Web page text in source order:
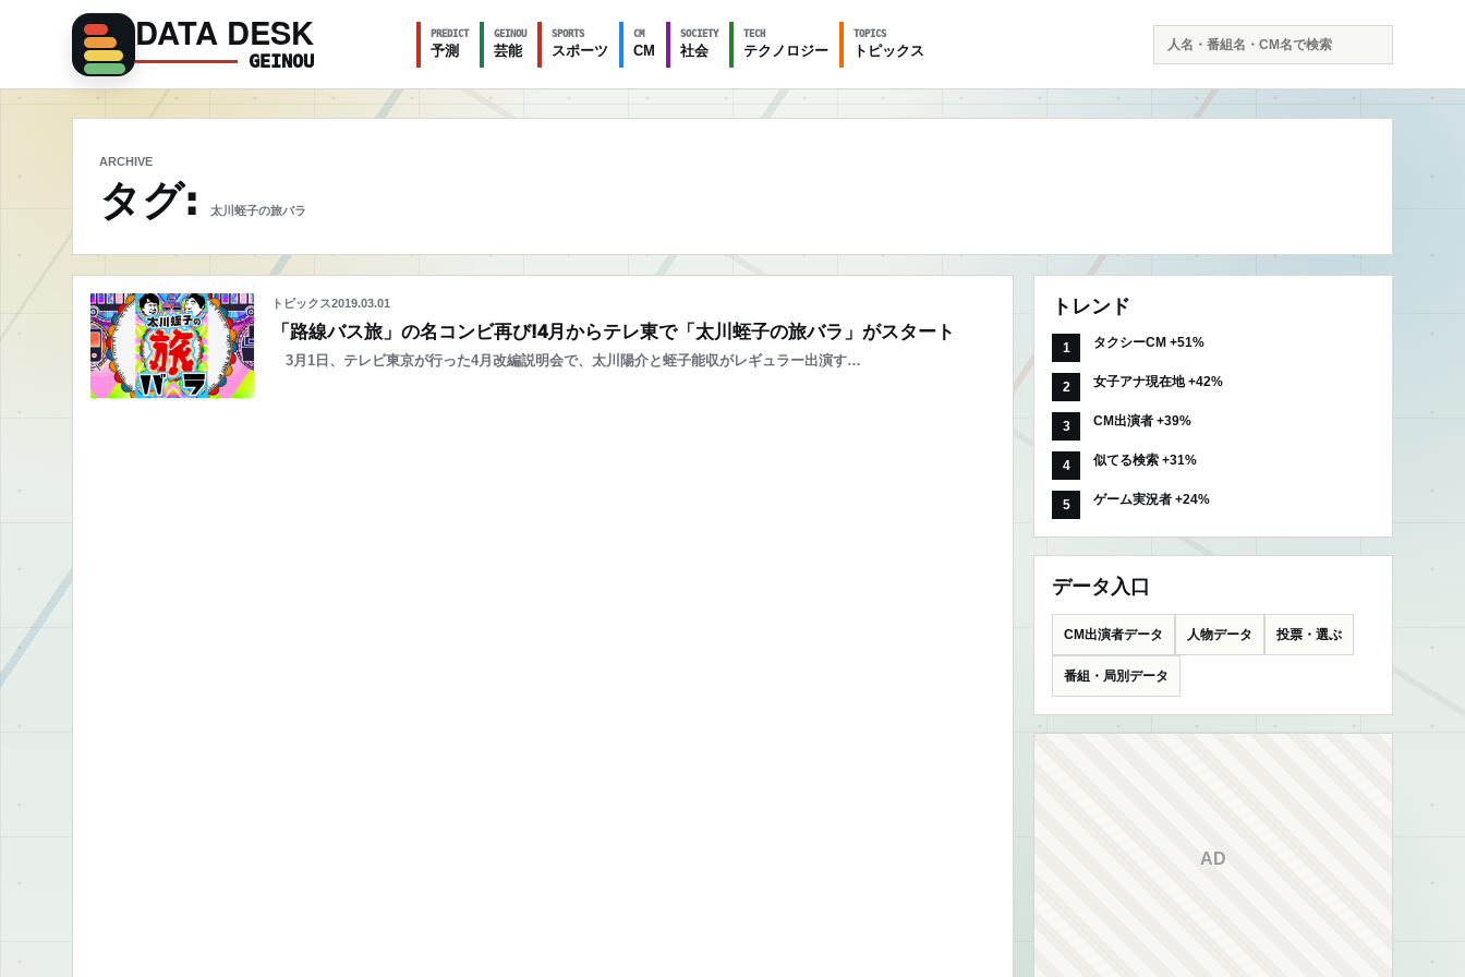
DATA DESK
GEINOU
PREDICT
予測
GEINOU
芸能
SPORTS
スポーツ
CM
CM
SOCIETY
社会
TECH
テクノロジー
TOPICS
トピックス
索
ARCHIVE
タグ: 太川蛭子の旅バラ
トピックス2019.03.01
「路線バス旅」の名コンビ再び!4月からテレ東で「太川蛭子の旅バラ」がスタート
3月1日、テレビ東京が行った4月改編説明会で、太川陽介と蛭子能収がレギュラー出演す…
トレンド
タクシーCM +51%
女子アナ現在地 +42%
CM出演者 +39%
似てる検索 +31%
ゲーム実況者 +24%
データ入口
CM出演者データ 人物データ 投票・選ぶ
番組・局別データ
AD